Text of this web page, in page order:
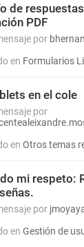
de
PDF
por
en Formularios
en el cole
por
en Otros temas
mi respeto:
por
en Gestión de